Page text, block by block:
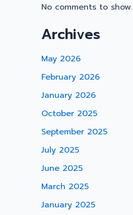
No comments to show.
Archives
May 2026
February 2026
January 2026
October 2025
September 2025
July 2025
June 2025
March 2025
January 2025